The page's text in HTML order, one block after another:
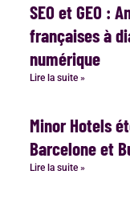
SEO et GEO :
françaises à
numérique
Lire la suite »
Minor Hotels
Barcelone et
Lire la suite »